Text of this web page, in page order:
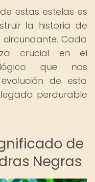
estas estelas es
la historia de
circundante. Cada
crucial en el
que nos
de esta
perdurable
de
Negras